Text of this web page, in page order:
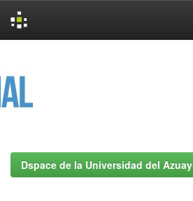
Dspace de la Universidad del Azuay